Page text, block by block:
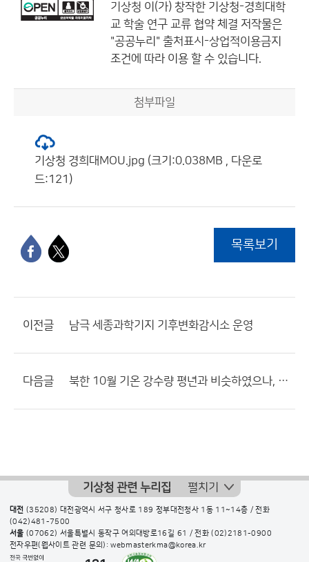
기상청 이(가) 창작한 기상청-경희대학
교 학술 연구 교류 협약 체결 저작물은
"공공누리" 출처표시-상업적이용금지
조건에 따라 이용 할 수 있습니다.
첨부파일
기상청 경희대MOU.jpg (크기:0.038MB , 다운로
드:121)
목록보기
이전글 남극 세종과학기지 기후변화감시소 운영
다음글 북한 10월 기온 강수량 평년과 비슷하였으나, 지역편차는 컸다.
기상청 관련 누리집 펼치기
대전 (35208) 대전광역시 서구 청사로 189 정부대전청사 1동 11~14층 / 전화
(042)481-7500
서울 (07062) 서울특별시 동작구 여의대방로16길 61 / 전화(02)2181-0900
전자우편(웹사이트 관련 문의): webmasterkma@korea.kr